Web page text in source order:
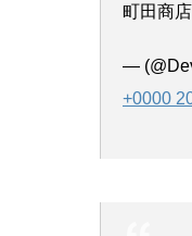
町田商
—
+0000